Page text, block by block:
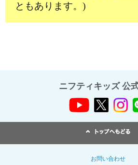
ともあります。)
ニフティキッズ 公
お問い合わせ